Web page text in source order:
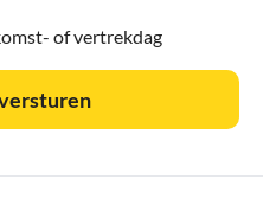
of vertrekdag